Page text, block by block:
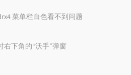
菜单栏白色看不到问题
右下角的“沃手”弹窗